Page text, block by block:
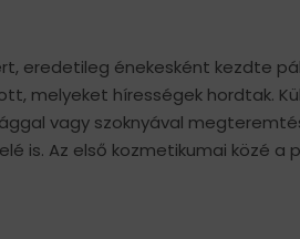
eredetileg énekesként kezdte
melyeket hírességek hordtak.
vagy szoknyával
is. Az első kozmetikumai közé a